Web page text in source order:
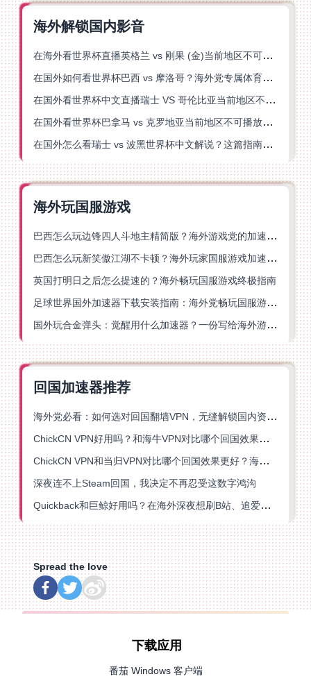
海外解锁国内影音
在海外看世界杯直播英格兰 vs 刚果 (金)当前地区不可播放？这篇指南帮你突破所有限制
在国外如何看世界杯巴西 vs 摩洛哥？海外党专属体育观赛指南来了
在国外看世界杯中文直播瑞士 VS 哥伦比亚当前地区不可播放？这篇指南帮你搞定
在国外看世界杯巴拿马 vs 克罗地亚当前地区不可播放？这篇指南帮你轻松解决海外体育直播难题
在国外怎么看瑞士 vs 波黑世界杯中文解说？这篇指南帮你搞定所有地区限制问题
海外玩国服游戏
巴西怎么玩边锋四人斗地主精简版？海外游戏党的加速器终极选择
巴西怎么玩新笑傲江湖不卡顿？海外玩家国服游戏加速终极指南（附猫和老鼠一梦江湖实测）
英国打明日之后怎么提速的？海外畅玩国服游戏终极指南
足球世界国外加速器下载安装指南：海外党畅玩国服游戏的终极解决方案
国外玩合金弹头：觉醒用什么加速器？一份写给海外游子的畅玩指南
回国加速器推荐
海外党必看：如何选对回国翻墙VPN，无缝解锁国内资源？
ChickCN VPN好用吗？和海牛VPN对比哪个回国效果更好？
ChickCN VPN和当归VPN对比哪个回国效果更好？海外党亲测后选了它
深夜连不上Steam回国，我决定不再忍受这数字鸿沟
Quickback和巨鲸好用吗？在海外深夜想刷B站、追爱奇艺的你，或许正需要这份答案
Spread the love
下载应用
番茄 Windows 客户端